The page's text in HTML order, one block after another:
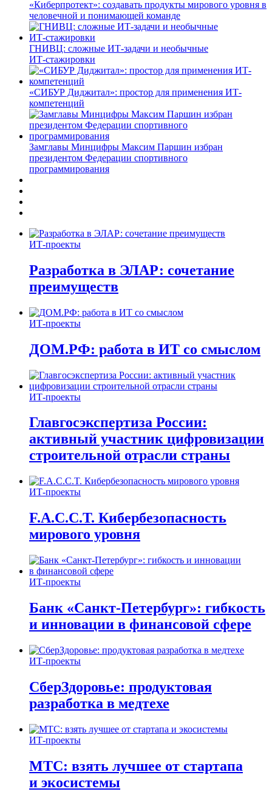
«Киберпротект»: создавать продукты мирового уровня в
человечной и понимающей команде
ГНИВЦ: сложные ИТ‑задачи и необычные
ИТ‑стажировки
«СИБУР Диджитал»: простор для применения ИТ-
компетенций
Замглавы Минцифры Максим Паршин избран
президентом Федерации спортивного
программирования
ИТ-проекты
Разработка в ЭЛАР: сочетание
преимуществ
ИТ-проекты
ДОМ.РФ: работа в ИТ со смыслом
ИТ-проекты
Главгосэкспертиза России:
активный участник цифровизации
строительной отрасли страны
ИТ-проекты
F.A.C.C.T. Кибербезопасность
мирового уровня
ИТ-проекты
Банк «Санкт-Петербург»: гибкость
и инновации в финансовой сфере
ИТ-проекты
СберЗдоровье: продуктовая
разработка в медтехе
ИТ-проекты
МТС: взять лучшее от стартапа
и экосистемы